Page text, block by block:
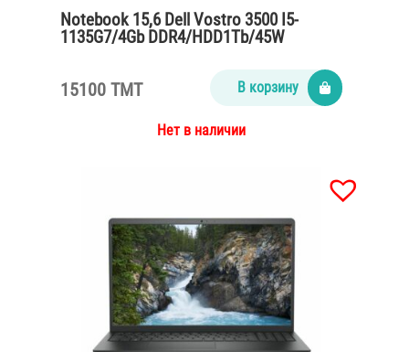
Notebook 15,6 Dell Vostro 3500 I5-
1135G7/4Gb DDR4/HDD1Tb/45W
15100 TMT В корзину
Нет в наличии